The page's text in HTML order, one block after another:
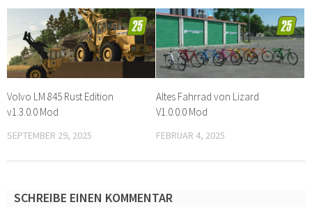
Volvo LM 845 Rust Edition
v1.3.0.0 Mod
SEPTEMBER 29, 2025
Altes Fahrrad von Lizard
V1.0.0.0 Mod
FEBRUAR 4, 2025
SCHREIBE EINEN KOMMENTAR